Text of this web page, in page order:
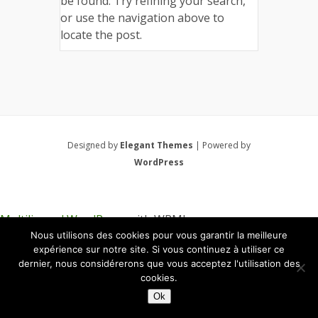
or use the navigation above to
locate the post.
Designed by Elegant Themes | Powered by
WordPress
Multilingual WordPresswith WPML
Nous utilisons des cookies pour vous garantir la meilleure
expérience sur notre site. Si vous continuez à utiliser ce
dernier, nous considérerons que vous acceptez l'utilisation des
cookies.
Ok